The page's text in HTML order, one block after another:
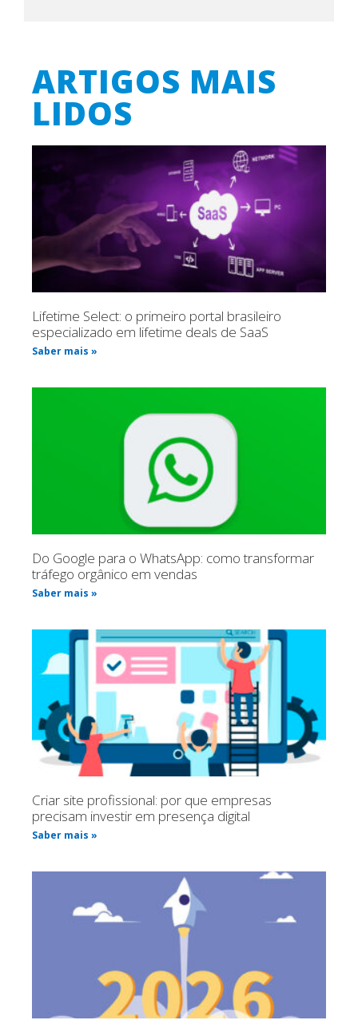
ARTIGOS MAIS
LIDOS
Lifetime Select: o primeiro portal brasileiro
especializado em lifetime deals de SaaS
Saber mais »
Do Google para o WhatsApp: como transformar
tráfego orgânico em vendas
Saber mais »
Criar site profissional: por que empresas
precisam investir em presença digital
Saber mais »